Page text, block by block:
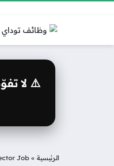
⚠️ لا
الرئيسية »
Job